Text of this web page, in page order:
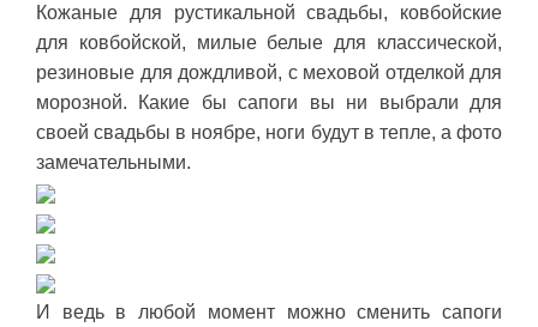
Кожаные для рустикальной свадьбы, ковбойские
для ковбойской, милые белые для классической,
резиновые для дождливой, с меховой отделкой для
морозной. Какие бы сапоги вы ни выбрали для
своей свадьбы в ноябре, ноги будут в тепле, а фото
замечательными.
И ведь в любой момент можно сменить сапоги